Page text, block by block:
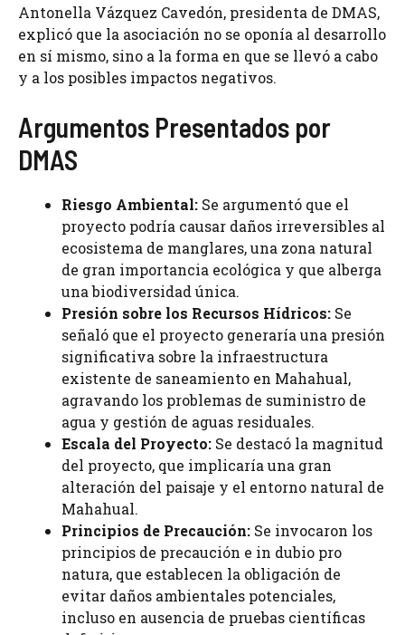
Antonella Vázquez Cavedón, presidenta de DMAS,
explicó que la asociación no se oponía al desarrollo
en sí mismo, sino a la forma en que se llevó a cabo
y a los posibles impactos negativos.
Argumentos Presentados por
DMAS
Riesgo Ambiental: Se argumentó que el
proyecto podría causar daños irreversibles al
ecosistema de manglares, una zona natural
de gran importancia ecológica y que alberga
una biodiversidad única.
Presión sobre los Recursos Hídricos: Se
señaló que el proyecto generaría una presión
significativa sobre la infraestructura
existente de saneamiento en Mahahual,
agravando los problemas de suministro de
agua y gestión de aguas residuales.
Escala del Proyecto: Se destacó la magnitud
del proyecto, que implicaría una gran
alteración del paisaje y el entorno natural de
Mahahual.
Principios de Precaución: Se invocaron los
principios de precaución e in dubio pro
natura, que establecen la obligación de
evitar daños ambientales potenciales,
incluso en ausencia de pruebas científicas